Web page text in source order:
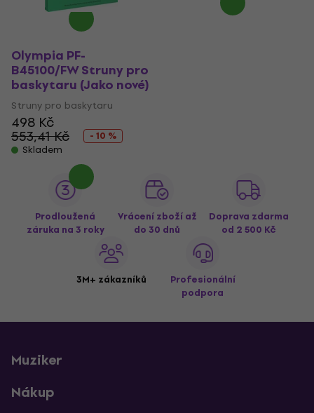
Olympia PF-
B45100/FW Struny pro
baskytaru (Jako nové)
Struny pro baskytaru
498 Kč
553,41 Kč
- 10 %
Skladem
Prodloužená
záruka na 3 roky
Vrácení zboží až
do 30 dnů
Doprava zdarma
od 2 500 Kč
3M+ zákazníků
Profesionální
podpora
Muziker
Nákup